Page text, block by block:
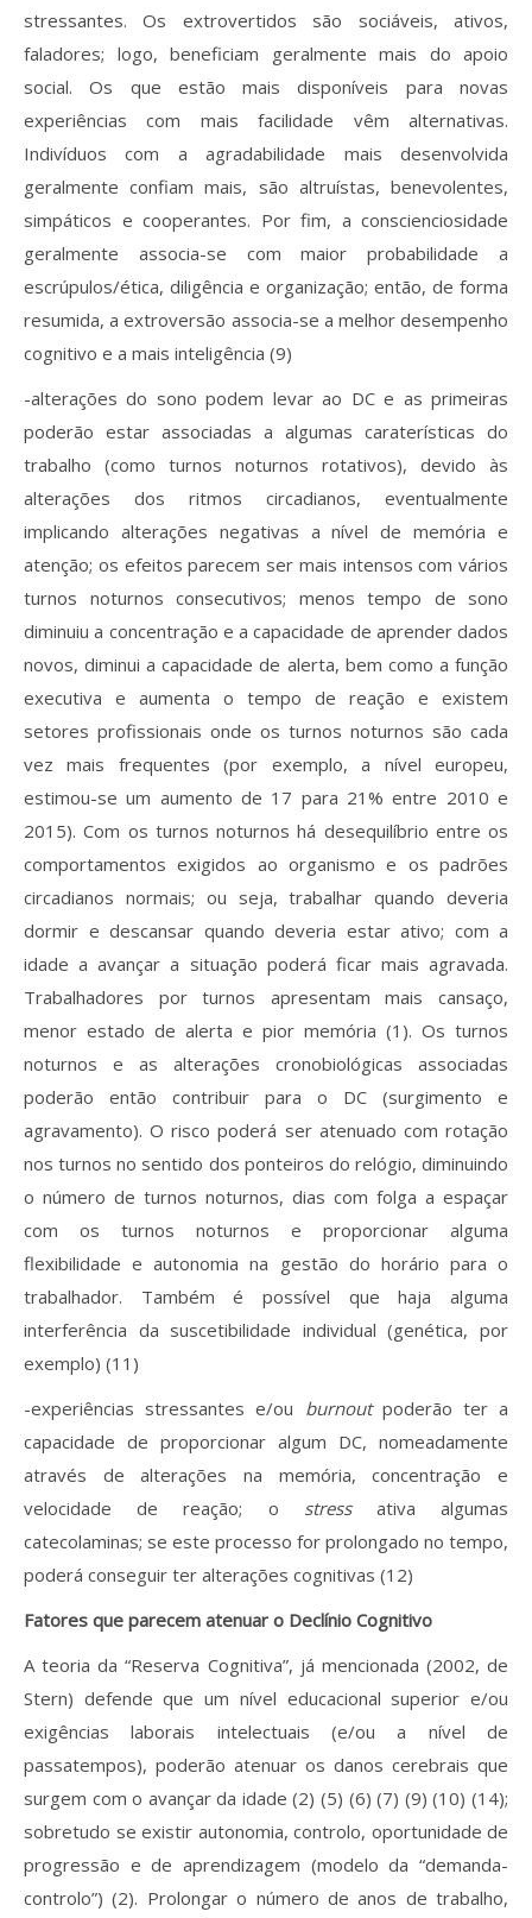
stressantes. Os extrovertidos são sociáveis, ativos,
faladores; logo, beneficiam geralmente mais do apoio
social. Os que estão mais disponíveis para novas
experiências com mais facilidade vêm alternativas.
Indivíduos com a agradabilidade mais desenvolvida
geralmente confiam mais, são altruístas, benevolentes,
simpáticos e cooperantes. Por fim, a conscienciosidade
geralmente associa-se com maior probabilidade a
escrúpulos/ética, diligência e organização; então, de forma
resumida, a extroversão associa-se a melhor desempenho
cognitivo e a mais inteligência (9)
-alterações do sono podem levar ao DC e as primeiras
poderão estar associadas a algumas caraterísticas do
trabalho (como turnos noturnos rotativos), devido às
alterações dos ritmos circadianos, eventualmente
implicando alterações negativas a nível de memória e
atenção; os efeitos parecem ser mais intensos com vários
turnos noturnos consecutivos; menos tempo de sono
diminuiu a concentração e a capacidade de aprender dados
novos, diminui a capacidade de alerta, bem como a função
executiva e aumenta o tempo de reação e existem
setores profissionais onde os turnos noturnos são cada
vez mais frequentes (por exemplo, a nível europeu,
estimou-se um aumento de 17 para 21% entre 2010 e
2015). Com os turnos noturnos há desequilíbrio entre os
comportamentos exigidos ao organismo e os padrões
circadianos normais; ou seja, trabalhar quando deveria
dormir e descansar quando deveria estar ativo; com a
idade a avançar a situação poderá ficar mais agravada.
Trabalhadores por turnos apresentam mais cansaço,
menor estado de alerta e pior memória (1). Os turnos
noturnos e as alterações cronobiológicas associadas
poderão então contribuir para o DC (surgimento e
agravamento). O risco poderá ser atenuado com rotação
nos turnos no sentido dos ponteiros do relógio, diminuindo
o número de turnos noturnos, dias com folga a espaçar
com os turnos noturnos e proporcionar alguma
flexibilidade e autonomia na gestão do horário para o
trabalhador. Também é possível que haja alguma
interferência da suscetibilidade individual (genética, por
exemplo) (11)
-experiências stressantes e/ou burnout poderão ter a
capacidade de proporcionar algum DC, nomeadamente
através de alterações na memória, concentração e
velocidade de reação; o stressativa algumas
catecolaminas; se este processo for prolongado no tempo,
poderá conseguir ter alterações cognitivas (12)
Fatores que parecem atenuar o Declínio Cognitivo
A teoria da “Reserva Cognitiva”, já mencionada (2002, de
Stern) defende que um nível educacional superior e/ou
exigências laborais intelectuais (e/ou a nível de
passatempos), poderão atenuar os danos cerebrais que
surgem com o avançar da idade (2) (5) (6) (7) (9) (10) (14);
sobretudo se existir autonomia, controlo, oportunidade de
progressão e de aprendizagem (modelo da “demanda-
controlo”) (2). Prolongar o número de anos de trabalho,